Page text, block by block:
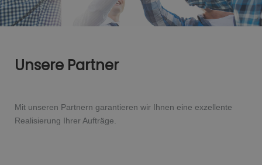
Unsere Partner
Mit unseren Partnern garantieren wir Ihnen eine exzellente
Realisierung Ihrer Aufträge.